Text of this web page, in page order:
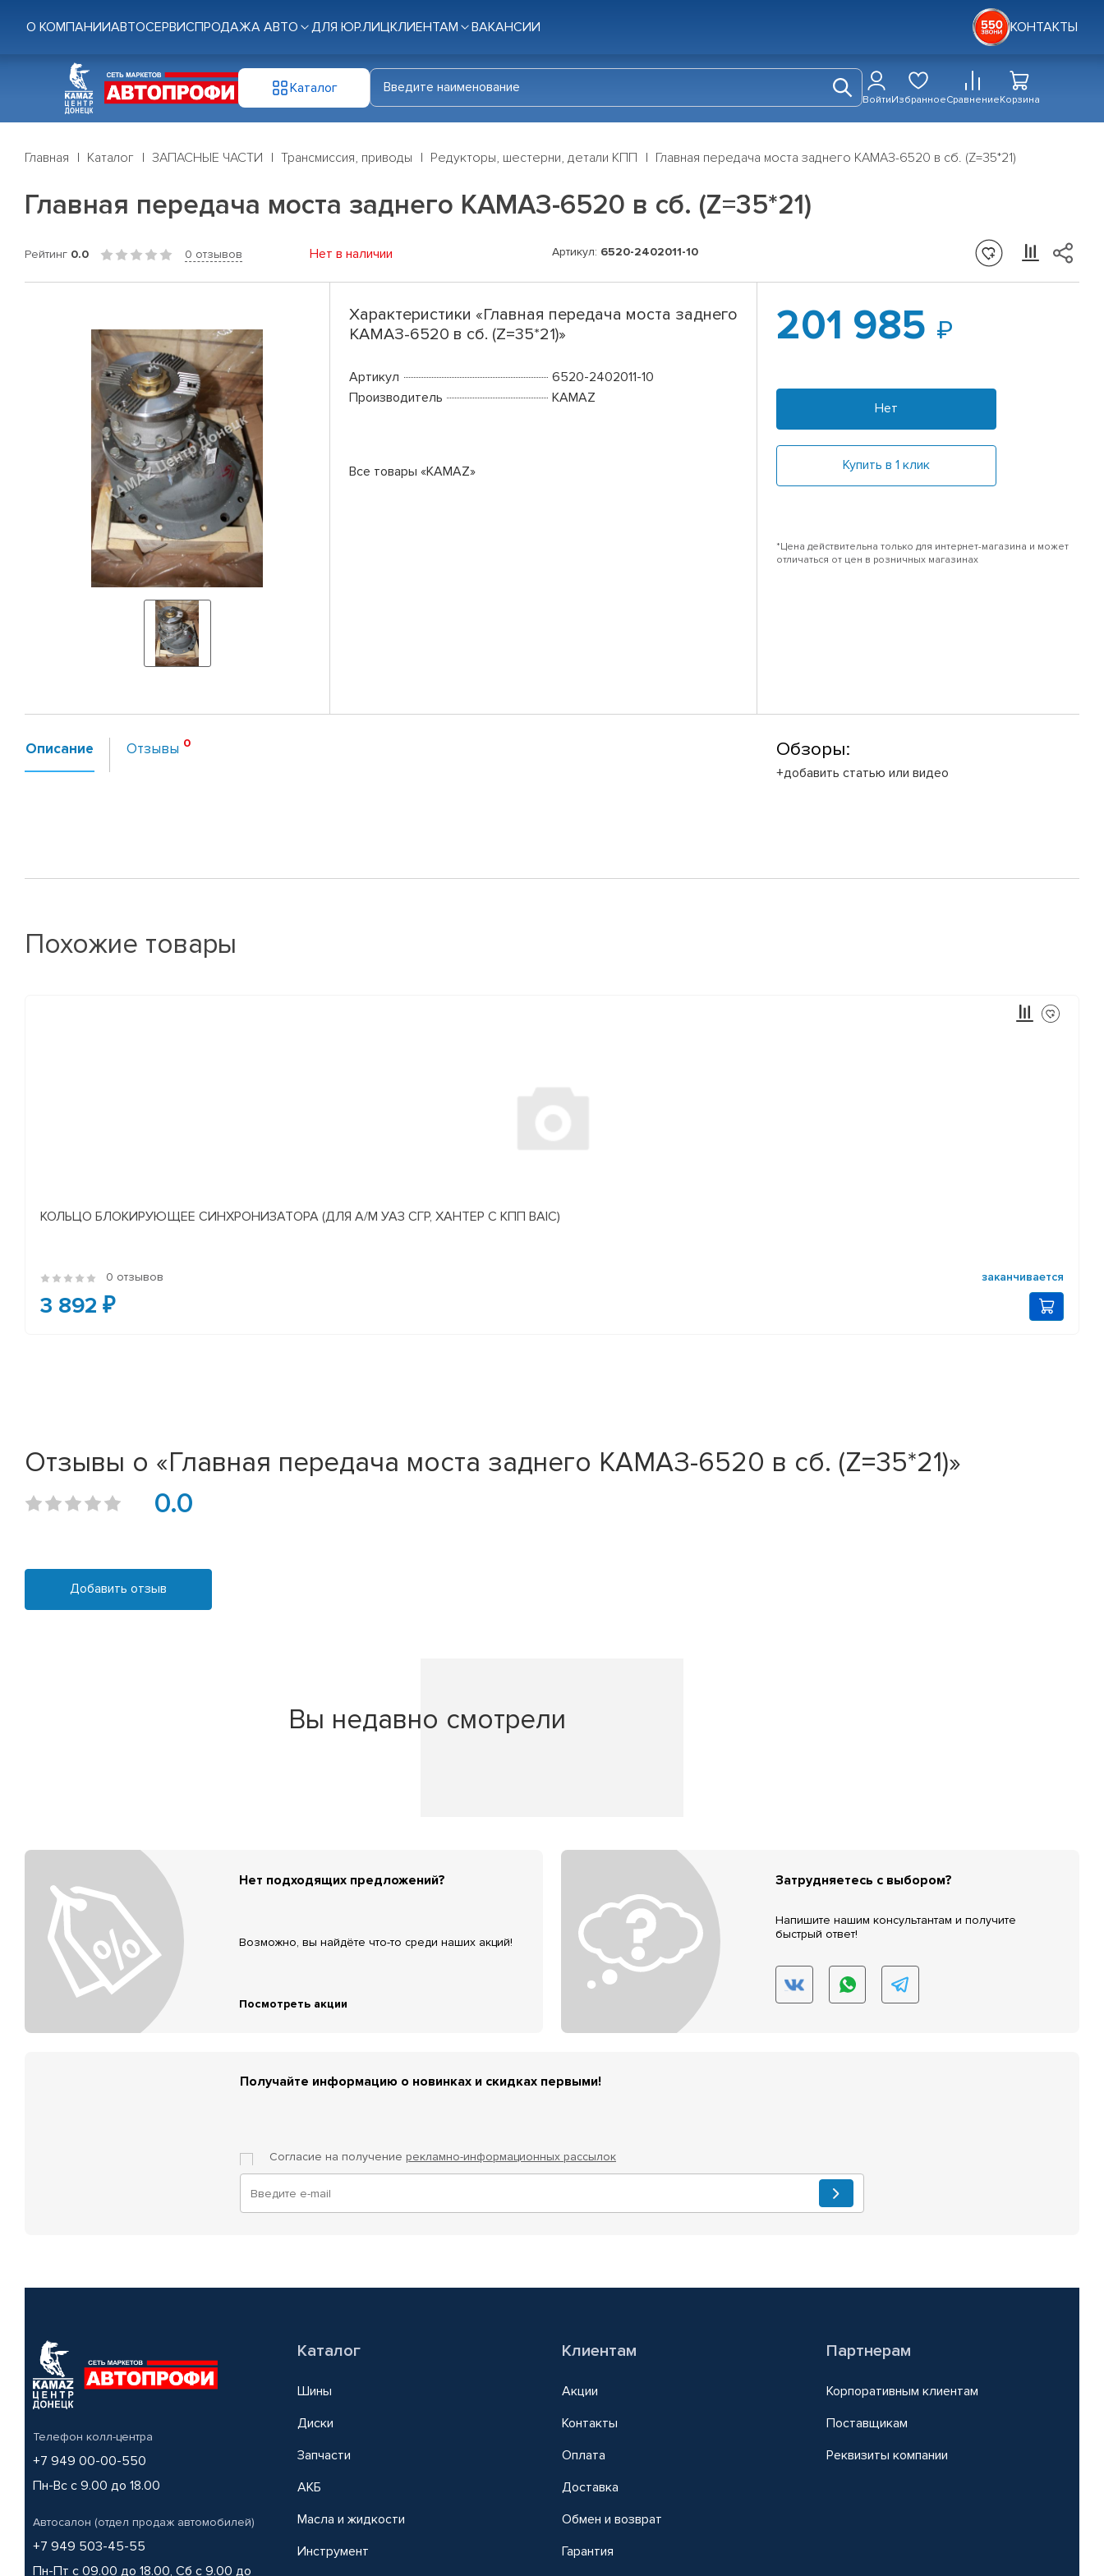
О КОМПАНИИАВТОСЕРВИСПРОДАЖА АВТО ДЛЯ ЮР.ЛИЦКЛИЕНТАМ ВАКАНСИИ КОНТАКТЫ
Каталог
ВойтиИзбранноеСравнениеКорзина
Главная Каталог ЗАПАСНЫЕ ЧАСТИ Трансмиссия, приводы Редукторы, шестерни, детали КПП Главная передача моста заднего КАМАЗ-6520 в сб. (Z=35*21)
Главная передача моста заднего КАМАЗ-6520 в сб. (Z=35*21)
Рейтинг 0.0 0 отзывов Нет в наличии Артикул: 6520-2402011-10
Характеристики «Главная передача моста заднего
КАМАЗ-6520 в сб. (Z=35*21)»
Артикул
6520-2402011-10
Производитель
KAMAZ
Все товары «KAMAZ»
201 985
Нет
Купить в 1 клик
*Цена действительна только для интернет-магазина и может
отличаться от цен в розничных магазинах
Описание Отзывы Обзоры:
+добавить статью или видео
Похожие товары
КОЛЬЦО БЛОКИРУЮЩЕЕ СИНХРОНИЗАТОРА (ДЛЯ А/М УАЗ СГР, ХАНТЕР С КПП BAIC)
0 отзывов заканчивается
3 892 ₽
Отзывы о «Главная передача моста заднего КАМАЗ-6520 в сб. (Z=35*21)»
0.0
Добавить отзыв
Вы недавно смотрели
Нет подходящих предложений?
Возможно, вы найдёте что-то среди наших акций!
Посмотреть акции
Затрудняетесь с выбором?
Напишите нашим консультантам и получите
быстрый ответ!
Получайте информацию о новинках и скидках первыми!
Согласие на получение рекламно-информационных рассылок
Телефон колл-центра
+7 949 00-00-550
Пн-Вс с 9.00 до 18.00
Автосалон (отдел продаж автомобилей)
+7 949 503-45-55
Пн-Пт с 09.00 до 18.00, Сб с 9.00 до
Каталог
Шины
Диски
Запчасти
АКБ
Масла и жидкости
Инструмент
Клиентам
Акции
Контакты
Оплата
Доставка
Обмен и возврат
Гарантия
Партнерам
Корпоративным клиентам
Поставщикам
Реквизиты компании